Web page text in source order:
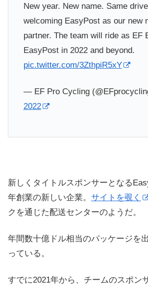
New year. New name. Same
welcoming EasyPost as our new
partner. The team will ride as EF
EasyPost in 2022 and beyond.
pic.twitter.com/3ZthpiR5xY
— EF Pro Cycling
2022
新しくタイトルスポンサーとなる
年創業の新しい企業。 サイトを覗く
クを通じた配送センターのようだ。
年間数十億ドル相当のパッケージを
っている。
すでに2021年から、チームのスポン